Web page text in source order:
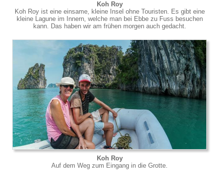
Koh Roy
Koh Roy ist eine einsame, kleine Insel ohne Touristen. Es gibt eine
kleine Lagune im Innern, welche man bei Ebbe zu Fuss besuchen
kann. Das haben wir am frühen morgen auch gedacht.
Koh Roy
Auf dem Weg zum Eingang in die Grotte.